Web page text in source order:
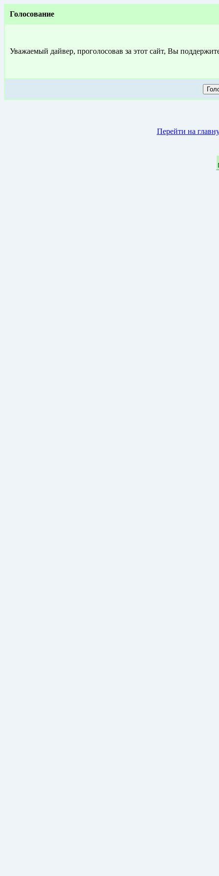
Голосование
Уважаемый дайвер, проголосовав за этот сайт, Вы
Перейти на